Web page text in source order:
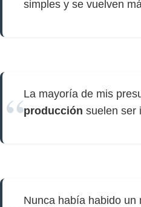
simples y se vuelven
La mayoría de mis
producción suelen ser
Nunca había habido un